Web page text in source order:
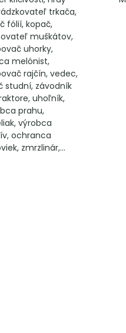
trkača,
fólií, kopač,
muškátov,
uhorky,
melónist,
rajčín, vedec,
studní, závodník
uhoľník,
prahu,
výrobca
ochranca
zmrzlinár,...